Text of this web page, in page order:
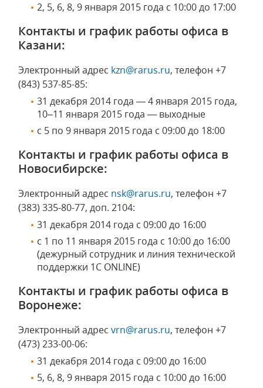
2, 5, 6, 8, 9 января 2015 года с 10:00 до 17:00
Контакты и график работы офиса в
Казани:
Электронный адрес kzn@rarus.ru, телефон +7
(843) 537-85-85:
31 декабря 2014 года — 4 января 2015 года,
10–11 января 2015 года — выходные
с 5 по 9 января 2015 года с 09:00 до 18:00
Контакты и график работы офиса в
Новосибирске:
Электронный адрес nsk@rarus.ru, телефон +7
(383) 335-80-77, доп. 2104:
31 декабря 2014 года с 09:00 до 16:00
с 1 по 11 января 2015 года с 10:00 до 16:00
(дежурный сотрудник и линия технической
поддержки 1C ONLINE)
Контакты и график работы офиса в
Воронеже:
Электронный адрес vrn@rarus.ru, телефон +7
(473) 233-00-06:
31 декабря 2014 года с 09:00 до 16:00
5, 6, 8, 9 января 2015 года с 10:00 до 16:00